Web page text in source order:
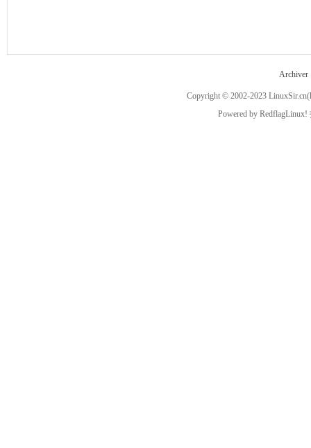
Archiver
Copyright © 2002-2023 LinuxSir.cn
Powered by RedflagLinux!